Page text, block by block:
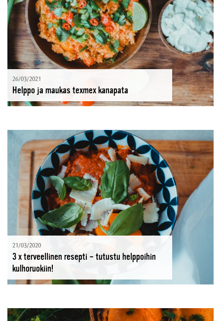
26/03/2021
Helppo ja maukas texmex kanapata
21/03/2020
3 x terveellinen resepti – tutustu helppoihin
kulhoruokiin!